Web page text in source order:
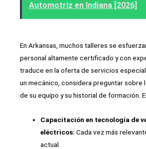
Automotriz en Indiana [2026]
En Arkansas, muchos talleres se
personal altamente certificado y con
traduce en la oferta de servicios
un mecánico, considera preguntar sobre
de su equipo y su historial de formación.
Capacitación en tecnología de
eléctricos: Cada vez más
actual.